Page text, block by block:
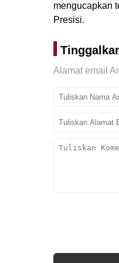
mengucapkan
Presisi.
Alamat email